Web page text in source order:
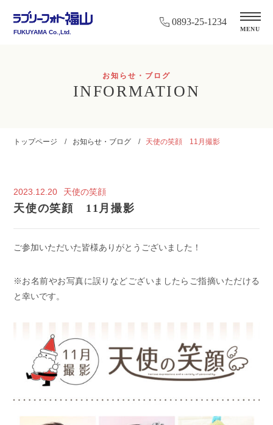
FUKUYAMA Co.,Ltd.
0893-25-1234
MENU
お知らせ・ブログ
INFORMATION
トップページ お知らせ・ブログ 天使の笑顔 11月撮影
2023.12.20 天使の笑顔
天使の笑顔 11月撮影
ご参加いただいた皆様ありがとうございました！
※お名前やお写真に誤りなどございましたらご指摘いただける
と幸いです。